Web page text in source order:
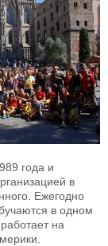
года и
в
Ежегодно
в одном
на